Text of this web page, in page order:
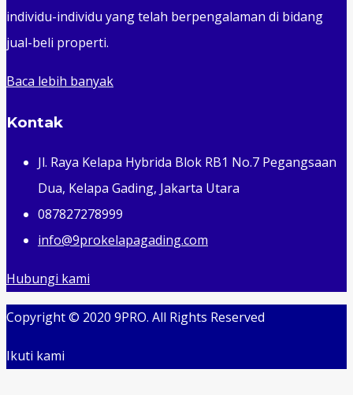
individu-individu yang telah berpengalaman di bidang
jual-beli properti.
Baca lebih banyak
Kontak
Jl. Raya Kelapa Hybrida Blok RB1 No.7 Pegangsaan
Dua, Kelapa Gading, Jakarta Utara
087827278999
info@9prokelapagading.com
Hubungi kami
Copyright © 2020 9PRO. All Rights Reserved
Ikuti kami